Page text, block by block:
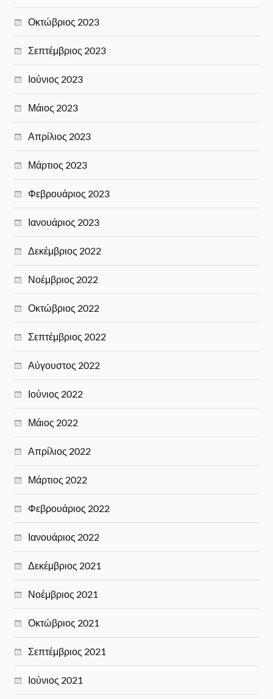
Οκτώβριος 2023
Σεπτέμβριος 2023
Ιούνιος 2023
Μάιος 2023
Απρίλιος 2023
Μάρτιος 2023
Φεβρουάριος 2023
Ιανουάριος 2023
Δεκέμβριος 2022
Νοέμβριος 2022
Οκτώβριος 2022
Σεπτέμβριος 2022
Αύγουστος 2022
Ιούνιος 2022
Μάιος 2022
Απρίλιος 2022
Μάρτιος 2022
Φεβρουάριος 2022
Ιανουάριος 2022
Δεκέμβριος 2021
Νοέμβριος 2021
Οκτώβριος 2021
Σεπτέμβριος 2021
Ιούνιος 2021